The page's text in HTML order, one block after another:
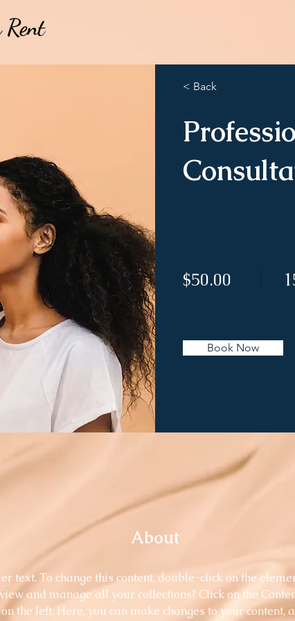
Rent
Rent
< Back
$50.00
Book Now
About
text. To change this content, double-click on the
and manage all your collections? Click on the
the left. Here, you can make changes to your content,